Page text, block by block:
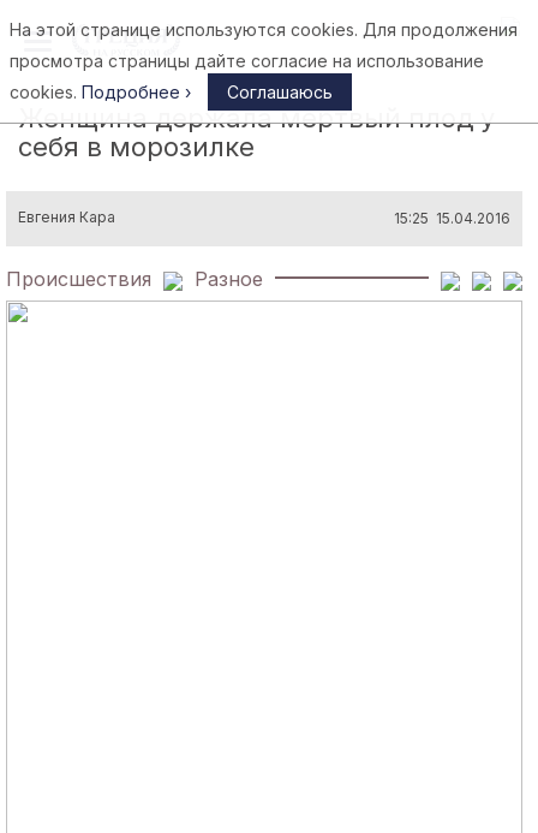
Афины
Женщина держала мертвый плод у
себя в морозилке
Евгения Кара 15:25 15.04.2016
Происшествия Разное
На этой странице используются cookies. Для продолжения
просмотра страницы дайте согласие на использование
cookies. Подробнее › Соглашаюсь